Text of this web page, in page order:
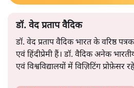
डॉ. वेद प्रताप वैदिक
डॉ. वेद प्रताप वैदिक भारत के वरिष्ठ
एवं हिंदीप्रेमी हैं। डॉ. वैदिक अनेक
एवं विश्वविद्यालयों में विज़िटिंग प्रोफ़ेसर